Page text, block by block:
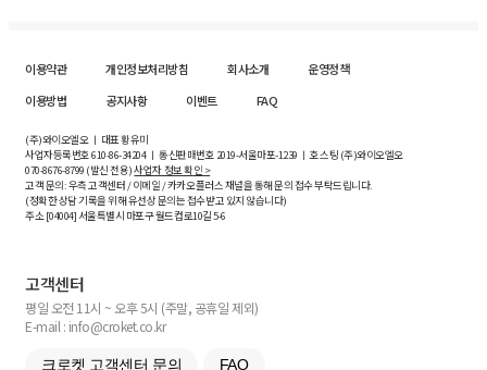
이용약관 개인정보처리방침 회사소개
운영정책
이용방법
공지사항 이벤트 FAQ
(주)와이오엘오 ㅣ 대표 황유미
사업자등록번호610-86-34204ㅣ 통신판매번호 2019-서울마포-1239 ㅣ 호스팅 (주)와이오엘오
070-8676-8799 (발신 전용)사업자 정보 확인 >
고객 문의: 우측 고객센터 / 이메일 / 카카오플러스 채널을 통해 문의 접수 부탁드립니다.
(정확한 상담 기록을 위해 유선상 문의는 접수받고 있지 않습니다)
주소 [04004] 서울특별시 마포구 월드컵로10길5-6
고객센터
평일 오전 11시 ~ 오후 5시 (주말, 공휴일 제외)
E-mail : info@croket.co.kr
크로켓 고객센터 문의 FAQ